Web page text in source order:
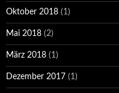
Oktober 2018 (1)
Mai 2018 (2)
März 2018 (1)
Dezember 2017 (1)